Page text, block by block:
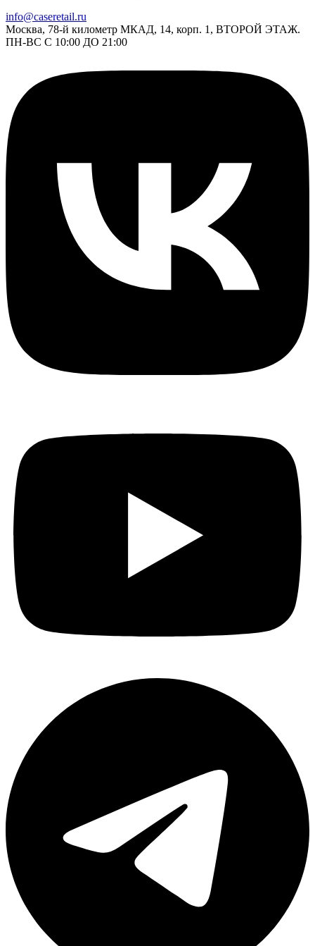
info@caseretail.ru
Москва, 78-й километр МКАД, 14, корп. 1, ВТОРОЙ ЭТАЖ.
ПН-ВС С 10:00 ДО 21:00